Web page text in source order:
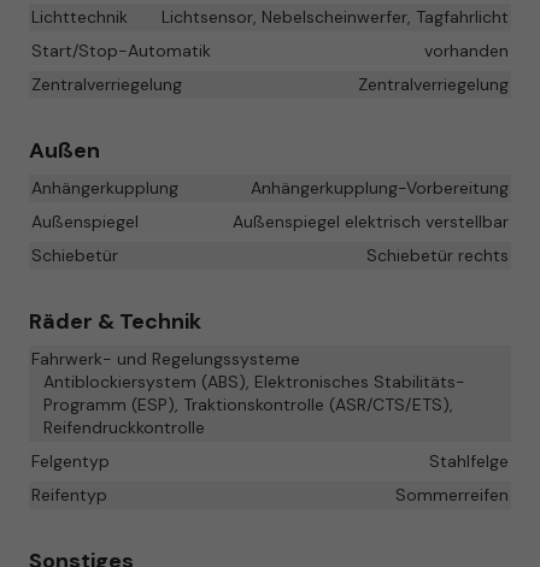
Lichttechnik
Lichtsensor, Nebelscheinwerfer, Tagfahrlicht
Start/Stop-Automatik
vorhanden
Zentralverriegelung
Zentralverriegelung
Außen
Anhängerkupplung
Anhängerkupplung-Vorbereitung
Außenspiegel
Außenspiegel elektrisch verstellbar
Schiebetür
Schiebetür rechts
Räder & Technik
Fahrwerk- und Regelungssysteme
Antiblockiersystem (ABS), Elektronisches Stabilitäts-
Programm (ESP), Traktionskontrolle (ASR/CTS/ETS),
Reifendruckkontrolle
Felgentyp
Stahlfelge
Reifentyp
Sommerreifen
Sonstiges